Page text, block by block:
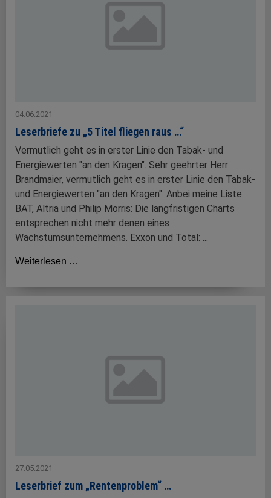
04.06.2021
Leserbriefe zu „5 Titel fliegen raus …“
Vermutlich geht es in erster Linie den Tabak- und
Energiewerten "an den Kragen". Sehr geehrter Herr
Brandmaier, vermutlich geht es in erster Linie den Tabak-
und Energiewerten "an den Kragen". Anbei meine Liste:
BAT, Altria und Philip Morris: Die langfristigen Charts
entsprechen nicht mehr denen eines
Wachstumsunternehmens. Exxon und Total: ...
Weiterlesen …
27.05.2021
Leserbrief zum „Rentenproblem“ …